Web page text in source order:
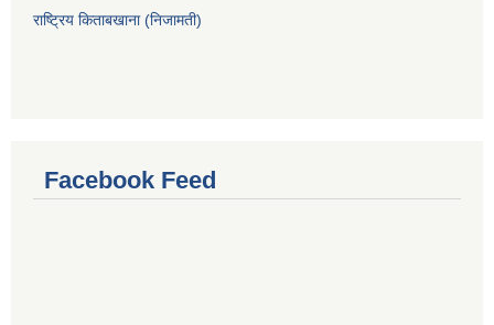
राष्ट्रिय किताबखाना (निजामती)
Facebook Feed